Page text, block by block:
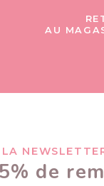
AU
de